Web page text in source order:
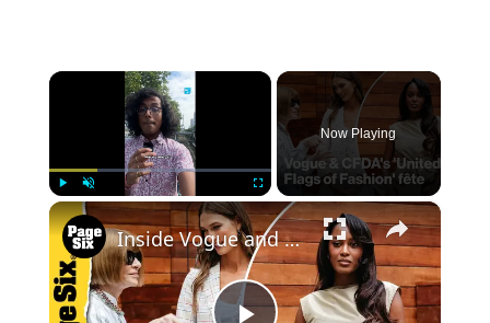
×
Fullscreen
Now Playing
×
Inside Vogue and the CFDA's 'United Flags of Fashion' fête